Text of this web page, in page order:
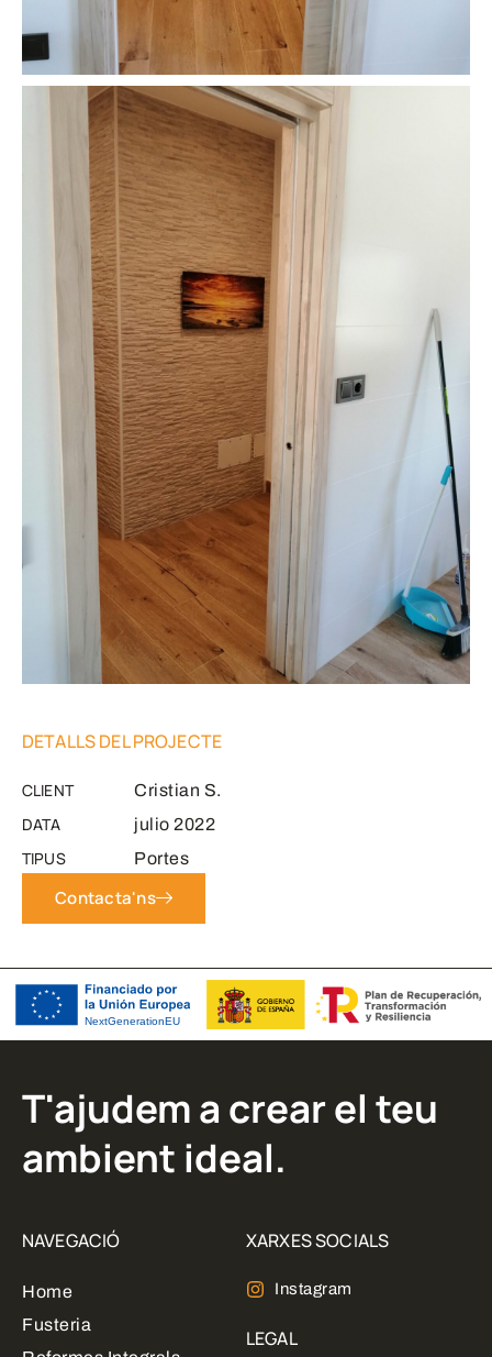
DETALLS DEL PROJECTE
CLIENT Cristian S.
DATA julio 2022
TIPUS Portes
Contacta'ns
T'ajudem a crear el teu
ambient ideal.
NAVEGACIÓ
Home
Fusteria
XARXES SOCIALS
Instagram
LEGAL